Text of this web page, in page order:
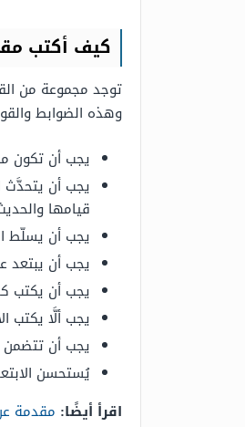
كيف أكتب
توجد مجموعة من
وهذه الضوابط
يجب أن تكون
يجب أن يتحدَّث
قيامها والحديث عن يوم 23
يجب أن يسلّط
يجب أن يبتعد
يجب أن يكتب
يجب ألَّا يكتب
يجب أن تتضمن
يُستحسن
اقرأ أيضًا: مقدمة عن